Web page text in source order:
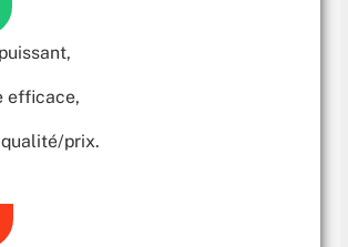
efficace,
prix.